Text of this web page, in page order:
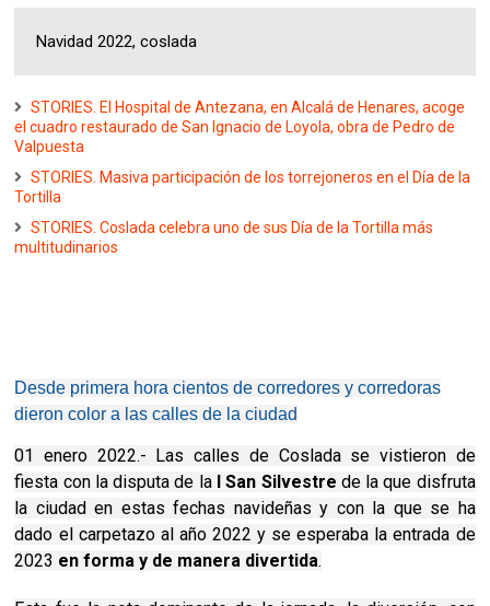
Navidad 2022, coslada
STORIES. El Hospital de Antezana, en Alcalá de Henares, acoge
el cuadro restaurado de San Ignacio de Loyola, obra de Pedro de
Valpuesta
STORIES. Masiva participación de los torrejoneros en el Día de la
Tortilla
STORIES. Coslada celebra uno de sus Día de la Tortilla más
multitudinarios
Desde primera hora cientos de corredores y corredoras
dieron color a las calles de la ciudad
01 enero 2022.- Las calles de Coslada se vistieron de
fiesta con la disputa de la I San Silvestre de la que disfruta
la ciudad en estas fechas navideñas y con la que se ha
dado el carpetazo al año 2022 y se esperaba la entrada de
2023 en forma y de manera divertida.